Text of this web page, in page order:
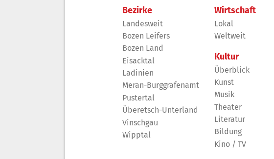
Bezirke
Landesweit
Bozen Leifers
Bozen Land
Eisacktal
Ladinien
Meran-Burggrafenamt
Pustertal
Überetsch-Unterland
Vinschgau
Wipptal
Wirtschaft
Lokal
Weltweit
Kultur
Überblick
Kunst
Musik
Theater
Literatur
Bildung
Kino / TV